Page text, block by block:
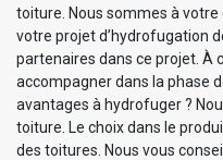
toiture. Nous sommes à
votre projet d’hydrofugation
partenaires dans ce projet. À
accompagner dans la phase
avantages à hydrofuger ?
toiture. Le choix dans le
des toitures. Nous vous